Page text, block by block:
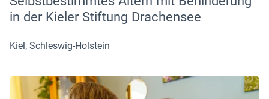
in der Kieler Stiftung Drachensee
Kiel, Schleswig-Holstein